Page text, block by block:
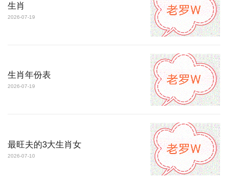
生肖
2026-07-19
生肖年份表
2026-07-19
最旺夫的3大生肖女
2026-07-10